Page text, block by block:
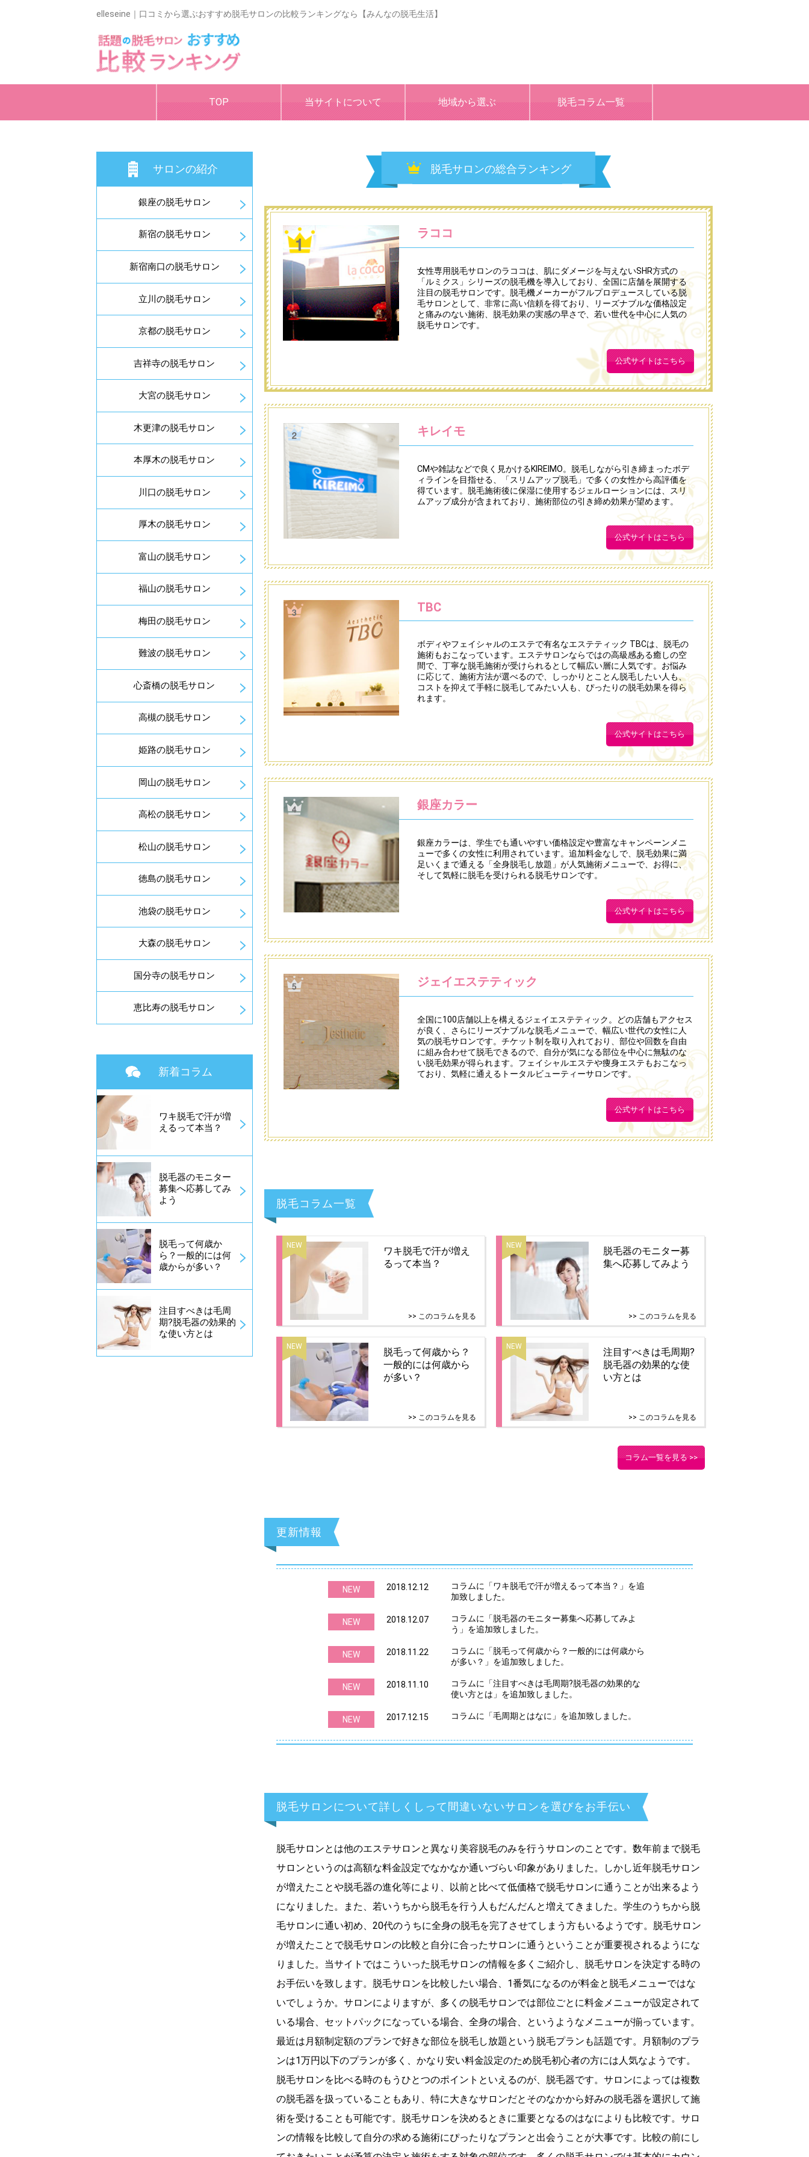
elleseine｜口コミから選ぶおすすめ脱毛サロンの比較ランキングなら【みんなの脱毛生活】
TOP 当サイトについて 地域から選ぶ 脱毛コラム一覧
脱毛サロンの総合ランキング
ラココ
女性専用脱毛サロンのラココは、肌にダメージを与えないSHR方式の
「ルミクス」シリーズの脱毛機を導入しており、全国に店舗を展開する
注目の脱毛サロンです。脱毛機メーカーがフルプロデュースしている脱
毛サロンとして、非常に高い信頼を得ており、リーズナブルな価格設定
と痛みのない施術、脱毛効果の実感の早さで、若い世代を中心に人気の
脱毛サロンです。
公式サイトはこちら
キレイモ
CMや雑誌などで良く見かけるKIREIMO。脱毛しながら引き締まったボデ
ィラインを目指せる、「スリムアップ脱毛」で多くの女性から高評価を
得ています。脱毛施術後に保湿に使用するジェルローションには、スリ
ムアップ成分が含まれており、施術部位の引き締め効果が望めます。
公式サイトはこちら
TBC
ボディやフェイシャルのエステで有名なエステティック TBCは、脱毛の
施術もおこなっています。エステサロンならではの高級感ある癒しの空
間で、丁寧な脱毛施術が受けられるとして幅広い層に人気です。お悩み
に応じて、施術方法が選べるので、しっかりとことん脱毛したい人も、
コストを抑えて手軽に脱毛してみたい人も、ぴったりの脱毛効果を得ら
れます。
公式サイトはこちら
銀座カラー
銀座カラーは、学生でも通いやすい価格設定や豊富なキャンペーンメニ
ューで多くの女性に利用されています。追加料金なしで、脱毛効果に満
足いくまで通える「全身脱毛し放題」が人気施術メニューで、お得に、
そして気軽に脱毛を受けられる脱毛サロンです。
公式サイトはこちら
ジェイエステティック
全国に100店舗以上を構えるジェイエステティック。どの店舗もアクセス
が良く、さらにリーズナブルな脱毛メニューで、幅広い世代の女性に人
気の脱毛サロンです。チケット制を取り入れており、部位や回数を自由
に組み合わせて脱毛できるので、自分が気になる部位を中心に無駄のな
い脱毛効果が得られます。フェイシャルエステや痩身エステもおこなっ
ており、気軽に通えるトータルビューティーサロンです。
公式サイトはこちら
脱毛コラム一覧
ワキ脱毛で汗が増え
るって本当？
>> このコラムを見る
脱毛器のモニター募
集へ応募してみよう
>> このコラムを見る
脱毛って何歳から？
一般的には何歳から
が多い？
>> このコラムを見る
注目すべきは毛周期?
脱毛器の効果的な使
い方とは
>> このコラムを見る
コラム一覧を見る >>
更新情報
NEW 2018.12.12
コラムに「ワキ脱毛で汗が増えるって本当？」を追
加致しました。
NEW 2018.12.07
コラムに「脱毛器のモニター募集へ応募してみよ
う」を追加致しました。
NEW 2018.11.22
コラムに「脱毛って何歳から？一般的には何歳から
が多い？」を追加致しました。
NEW 2018.11.10
コラムに「注目すべきは毛周期?脱毛器の効果的な
使い方とは」を追加致しました。
NEW 2017.12.15 コラムに「毛周期とはなに」を追加致しました。
脱毛サロンについて詳しくしって間違いないサロンを選びをお手伝い
脱毛サロンとは他のエステサロンと異なり美容脱毛のみを行うサロンのことです。数年前まで脱毛
サロンというのは高額な料金設定でなかなか通いづらい印象がありました。しかし近年脱毛サロン
が増えたことや脱毛器の進化等により、以前と比べて低価格で脱毛サロンに通うことが出来るよう
になりました。また、若いうちから脱毛を行う人もだんだんと増えてきました。学生のうちから脱
毛サロンに通い初め、20代のうちに全身の脱毛を完了させてしまう方もいるようです。脱毛サロン
が増えたことで脱毛サロンの比較と自分に合ったサロンに通うということが重要視されるようにな
りました。当サイトではこういった脱毛サロンの情報を多くご紹介し、脱毛サロンを決定する時の
お手伝いを致します。脱毛サロンを比較したい場合、1番気になるのが料金と脱毛メニューではな
いでしょうか。サロンによりますが、多くの脱毛サロンでは部位ごとに料金メニューが設定されて
いる場合、セットパックになっている場合、全身の場合、というようなメニューが揃っています。
最近は月額制定額のプランで好きな部位を脱毛し放題という脱毛プランも話題です。月額制のプラ
ンは1万円以下のプランが多く、かなり安い料金設定のため脱毛初心者の方には人気なようです。
脱毛サロンを比べる時のもうひとつのポイントといえるのが、脱毛器です。サロンによっては複数
の脱毛器を扱っていることもあり、特に大きなサロンだとそのなかから好みの脱毛器を選択して施
術を受けることも可能です。脱毛サロンを決めるときに重要となるのはなによりも比較です。サロ
ンの情報を比較して自分の求める施術にぴったりなプランと出会うことが大事です。比較の前にし
サロンの紹介
銀座の脱毛サロン
新宿の脱毛サロン
新宿南口の脱毛サロン
立川の脱毛サロン
京都の脱毛サロン
吉祥寺の脱毛サロン
大宮の脱毛サロン
木更津の脱毛サロン
本厚木の脱毛サロン
川口の脱毛サロン
厚木の脱毛サロン
富山の脱毛サロン
福山の脱毛サロン
梅田の脱毛サロン
難波の脱毛サロン
心斎橋の脱毛サロン
高槻の脱毛サロン
姫路の脱毛サロン
岡山の脱毛サロン
高松の脱毛サロン
松山の脱毛サロン
徳島の脱毛サロン
池袋の脱毛サロン
大森の脱毛サロン
国分寺の脱毛サロン
恵比寿の脱毛サロン
新着コラム
ワキ脱毛で汗が増
えるって本当？
脱毛器のモニター
募集へ応募してみ
よう
脱毛って何歳か
ら？一般的には何
歳からが多い？
注目すべきは毛周
期?脱毛器の効果的
な使い方とは